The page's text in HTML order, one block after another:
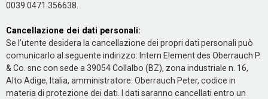
0039.0471.356638.
Cancellazione dei dati personali:
Se l’utente desidera la cancellazione dei propri dati personali può
comunicarlo al seguente indirizzo: Intern Element des Oberrauch P.
& Co. snc con sede a 39054 Collalbo (BZ), zona industriale n. 16,
Alto Adige, Italia, amministratore: Oberrauch Peter, codice in
materia di protezione dei dati. I dati saranno cancellati entro un